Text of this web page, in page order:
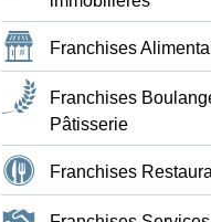
Franchises
Franchises
Pâtisserie
Franchises